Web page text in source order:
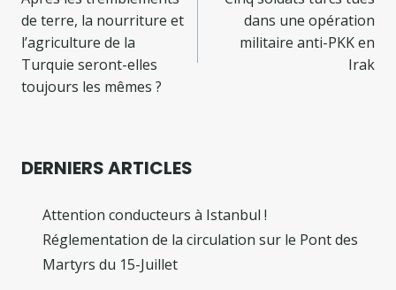
de
l’article
de terre, la nourriture et
l’agriculture de la
Turquie seront-elles
toujours les mêmes ?
dans une opération
militaire anti-PKK en
Irak
DERNIERS ARTICLES
Attention conducteurs à Istanbul !
Réglementation de la circulation sur le Pont des
Martyrs du 15-Juillet